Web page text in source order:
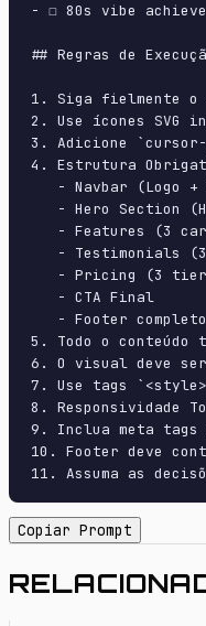
- ☐ 80s vibe
## Regras de
1. Siga fielmente
2. Use ícones SVG
3. Adicione
4. Estrutura
- Navbar (Logo +
- Hero Section
- Features (3
- Testimonials
- Pricing (3
   - CTA Final
- Footer
5. Todo o conteúdo
6. O visual deve
7. Use tags
8. Responsividade
9. Inclua meta tags
10. Footer deve
11. Assuma as
Copiar Prompt